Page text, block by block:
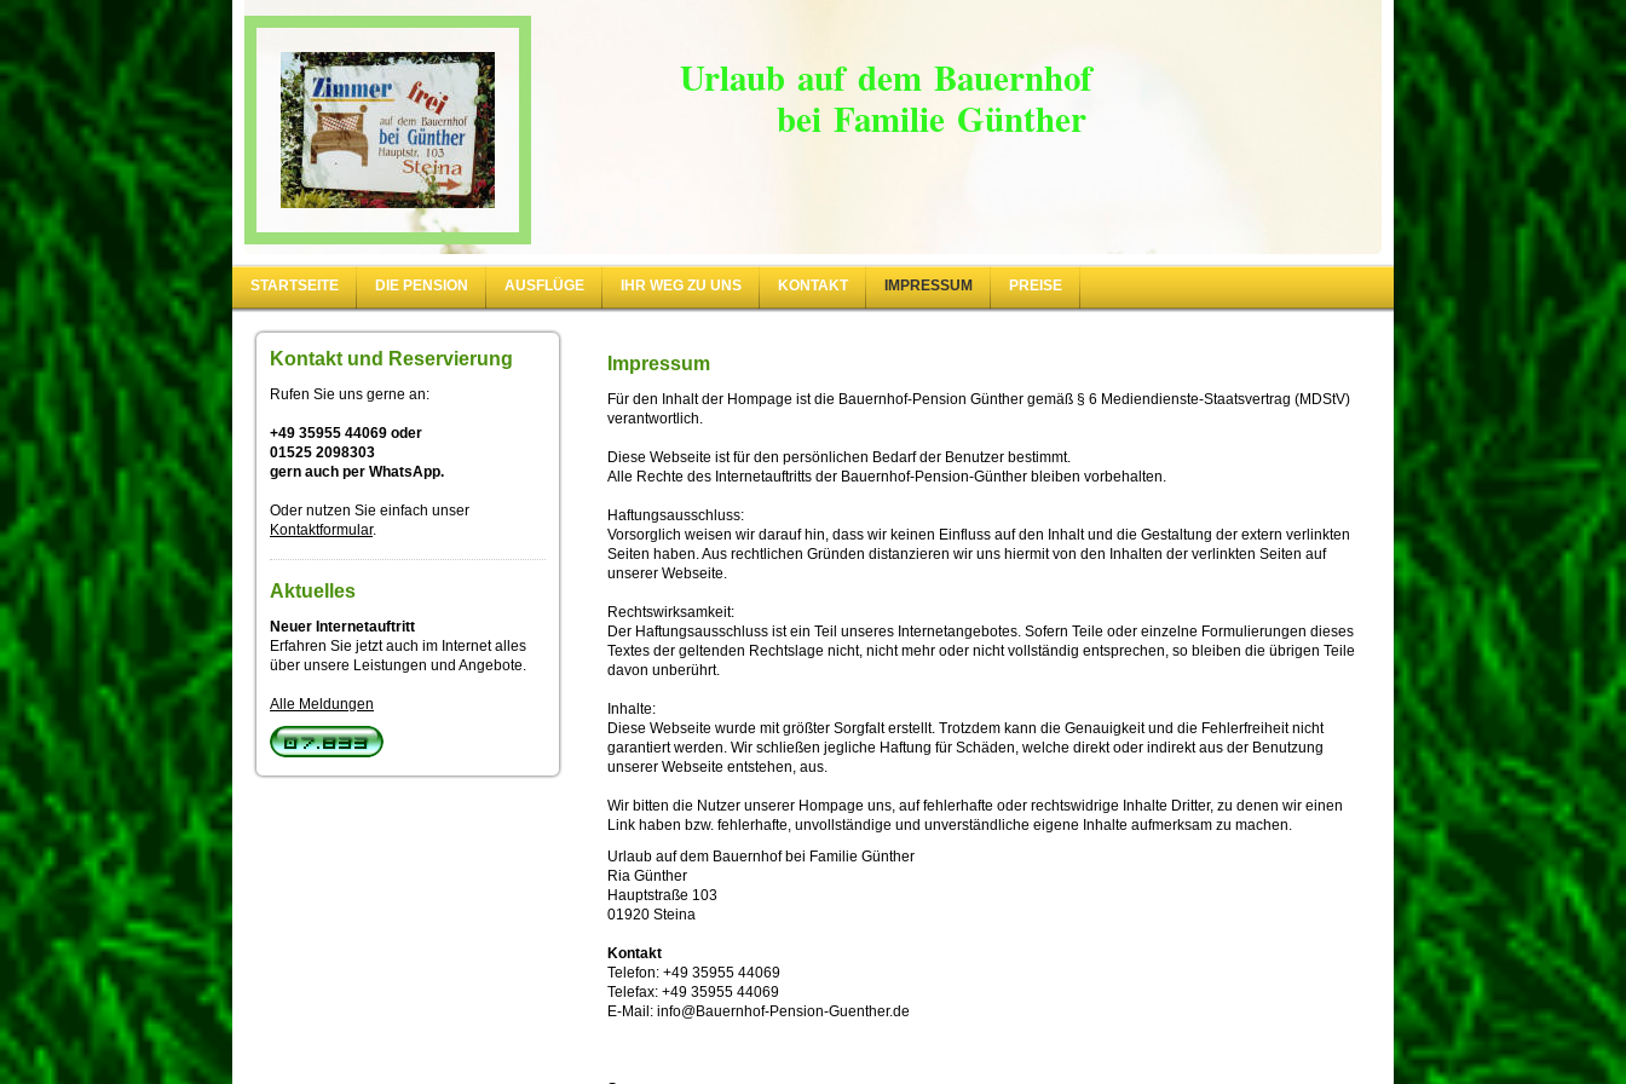
Urlaub auf dem Bauernhof
bei Familie Günther
STARTSEITE DIE PENSION AUSFLÜGE IHR WEG ZU UNS KONTAKT IMPRESSUM PREISE
Kontakt und Reservierung
Rufen Sie uns gerne an:
+49 35955 44069 oder
01525 2098303
gern auch per WhatsApp.
Oder nutzen Sie einfach unser
Kontaktformular.
Aktuelles
Neuer Internetauftritt
Erfahren Sie jetzt auch im Internet alles
über unsere Leistungen und Angebote.
Alle Meldungen
Impressum
Für den Inhalt der Hompage ist die Bauernhof-Pension Günther gemäß § 6 Mediendienste-Staatsvertrag (MDStV)
verantwortlich.
Diese Webseite ist für den persönlichen Bedarf der Benutzer bestimmt.
Alle Rechte des Internetauftritts der Bauernhof-Pension-Günther bleiben vorbehalten.
Haftungsausschluss:
Vorsorglich weisen wir darauf hin, dass wir keinen Einfluss auf den Inhalt und die Gestaltung der extern verlinkten
Seiten haben. Aus rechtlichen Gründen distanzieren wir uns hiermit von den Inhalten der verlinkten Seiten auf
unserer Webseite.
Rechtswirksamkeit:
Der Haftungsausschluss ist ein Teil unseres Internetangebotes. Sofern Teile oder einzelne Formulierungen dieses
Textes der geltenden Rechtslage nicht, nicht mehr oder nicht vollständig entsprechen, so bleiben die übrigen Teile
davon unberührt.
Inhalte:
Diese Webseite wurde mit größter Sorgfalt erstellt. Trotzdem kann die Genauigkeit und die Fehlerfreiheit nicht
garantiert werden. Wir schließen jegliche Haftung für Schäden, welche direkt oder indirekt aus der Benutzung
unserer Webseite entstehen, aus.
Wir bitten die Nutzer unserer Hompage uns, auf fehlerhafte oder rechtswidrige Inhalte Dritter, zu denen wir einen
Link haben bzw. fehlerhafte, unvollständige und unverständliche eigene Inhalte aufmerksam zu machen.
Urlaub auf dem Bauernhof bei Familie Günther
Ria Günther
Hauptstraße 103
01920 Steina
Kontakt
Telefon: +49 35955 44069
Telefax: +49 35955 44069
E-Mail: info@Bauernhof-Pension-Guenther.de